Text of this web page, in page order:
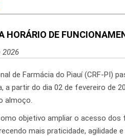
HORÁRIO DE
2026
de Farmácia do Piauí (CRF-PI)
a partir do dia 02 de fevereiro de
almoço.
objetivo ampliar o acesso
mais praticidade, agilidade